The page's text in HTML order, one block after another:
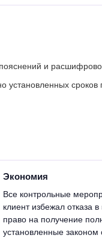
и
установленных
Экономия
Все контрольные
клиент избежал отказа
право на получение
установленные законом